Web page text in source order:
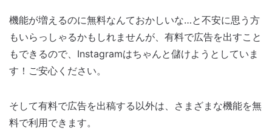
機能が増えるのに無料なんておかしいな…と不安に思う方
もいらっしゃるかもしれませんが、有料で広告を出すこと
もできるので、Instagramはちゃんと儲けようとしていま
す！ご安心ください。
そして有料で広告を出稿する以外は、さまざまな機能を無
料で利用できます。